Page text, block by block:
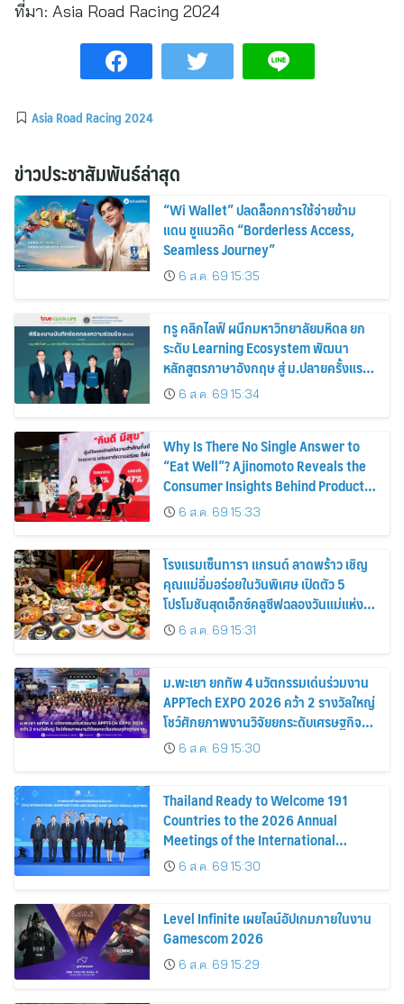
ที่มา: Asia Road Racing 2024
Asia Road Racing 2024
ข่าวประชาสัมพันธ์ล่าสุด
“Wi Wallet” ปลดล็อกการใช้จ่ายข้าม
แดน ชูแนวคิด “Borderless Access,
Seamless Journey”
6 ส.ค. 69 15:35
ทรู คลิกไลฟ์ ผนึกมหาวิทยาลัยมหิดล ยก
ระดับ Learning Ecosystem พัฒนา
หลักสูตรภาษาอังกฤษ สู่ ม.ปลายครั้งแรก!
พร้อมใช้ปีการศึกษา 2570
6 ส.ค. 69 15:34
Why Is There No Single Answer to
“Eat Well”? Ajinomoto Reveals the
Consumer Insights Behind Product
Innovation for Every Lifestyle
6 ส.ค. 69 15:33
โรงแรมเซ็นทารา แกรนด์ ลาดพร้าว เชิญ
คุณแม่อิ่มอร่อยในวันพิเศษ เปิดตัว 5
โปรโมชันสุดเอ็กซ์คลูซีฟฉลองวันแม่แห่ง
ชาติ6 ส.ค. 69 15:31
ม.พะเยา ยกทัพ 4 นวัตกรรมเด่นร่วมงาน
APPTech EXPO 2026 คว้า 2 รางวัลใหญ่
โชว์ศักยภาพงานวิจัยยกระดับเศรษฐกิจ
ฐานราก
6 ส.ค. 69 15:30
Thailand Ready to Welcome 191
Countries to the 2026 Annual
Meetings of the International
Monetary Fund and the World Bank
Group Showcasing Thai Soft Power
6 ส.ค. 69 15:30
Level Infinite เผยไลน์อัปเกมภายในงาน
Gamescom 2026
6 ส.ค. 69 15:29